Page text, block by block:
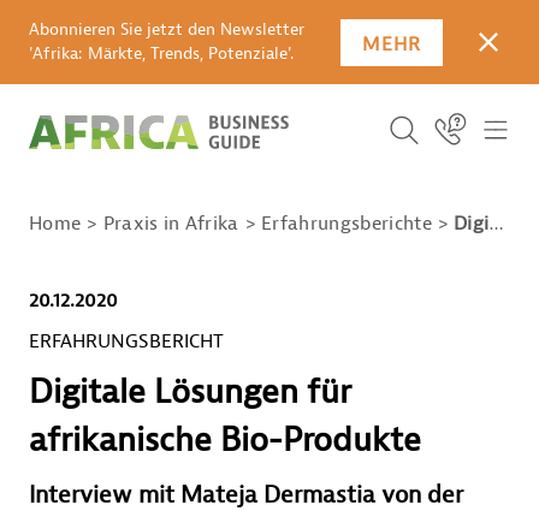
Abonnieren Sie jetzt den Newsletter
'Afrika: Märkte, Trends, Potenziale'.
MEHR
ICON
SUCHBEGRIFF
SUCHEN
Icon Link
Home Praxis in Afrika Erfahrungsberichte Digitale Lösungen für afrikanische Bio-Produkte
20.12.2020
ERFAHRUNGSBERICHT
Digitale Lösungen für
afrikanische Bio-Produkte
Interview mit Mateja Dermastia von der